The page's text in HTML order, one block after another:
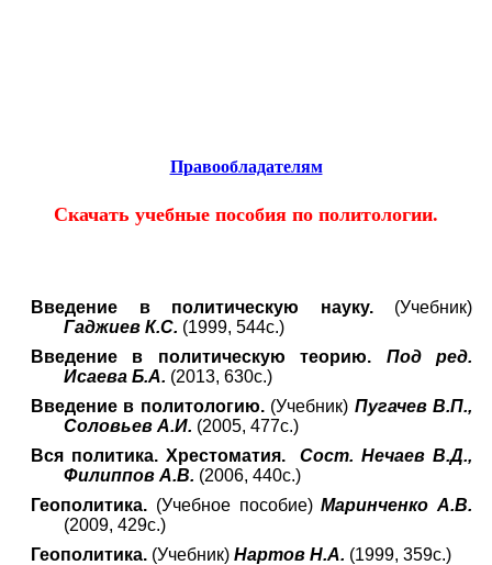
Правообладателям
Скачать учебные пособия по политологии.
Введение в политическую науку.(Учебник)
Гаджиев К.С. (1999, 544с.)
Введение в политическую теорию. Под ред.
Исаева Б.А. (2013, 630с.)
Введение в политологию. (Учебник) Пугачев В.П.,
Соловьев А.И. (2005, 477с.)
Вся политика. Хрестоматия.Сост. Нечаев В.Д.,
Филиппов А.В. (2006, 440с.)
Геополитика. (Учебное пособие)Маринченко А.В.
(2009, 429с.)
Геополитика. (Учебник) Нартов Н.А. (1999, 359с.)